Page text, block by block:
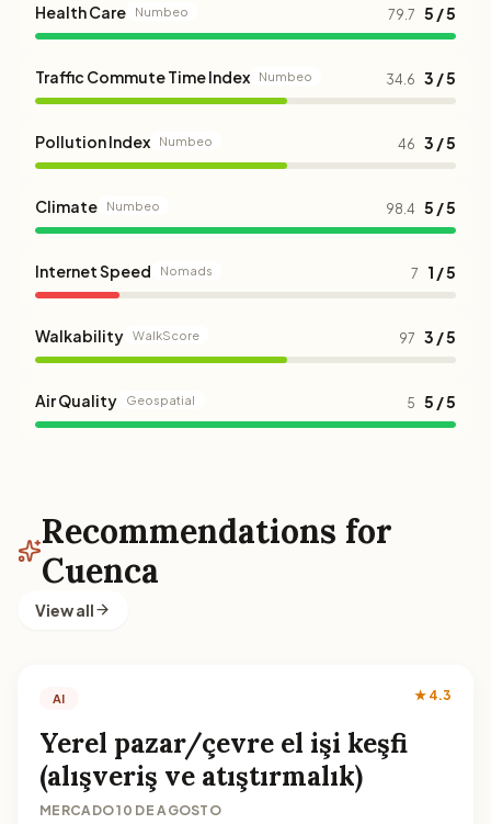
Health Care Numbeo 79.7 5 / 5
Traffic Commute Time Index Numbeo 34.6 3 / 5
Pollution Index Numbeo 46 3 / 5
Climate Numbeo 98.4 5 / 5
Internet Speed Nomads 7 1 / 5
Walkability WalkScore 97 3 / 5
Air Quality Geospatial 5 5 / 5
Recommendations for
Cuenca
View all
AI ★ 4.3
Yerel pazar/çevre el işi keşfi
(alışveriş ve atıştırmalık)
MERCADO 10 DE AGOSTO